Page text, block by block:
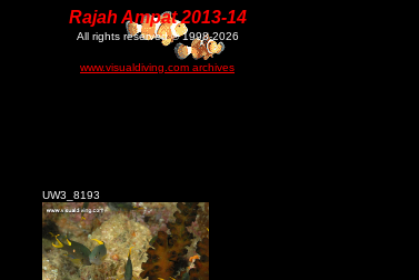
Rajah Ampat 2013-14
All rights reserved © 1998-2026
www.visualdiving.com archives
UW3_8193